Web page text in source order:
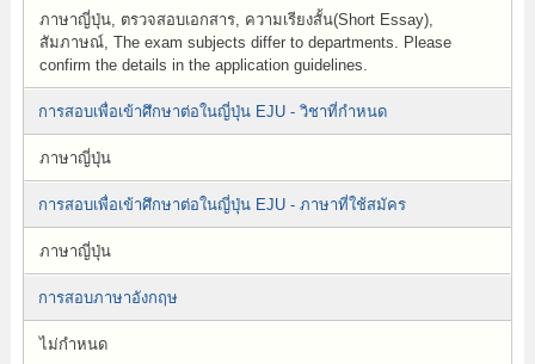
ภาษาญี่ปุ่น, ตรวจสอบเอกสาร, ความเรียงสั้น(Short Essay),
สัมภาษณ์, The exam subjects differ to departments. Please
confirm the details in the application guidelines.
การสอบเพื่อเข้าศึกษาต่อในญี่ปุ่น EJU - วิชาที่กำหนด
ภาษาญี่ปุ่น
การสอบเพื่อเข้าศึกษาต่อในญี่ปุ่น EJU - ภาษาที่ใช้สมัคร
ภาษาญี่ปุ่น
การสอบภาษาอังกฤษ
ไม่กำหนด